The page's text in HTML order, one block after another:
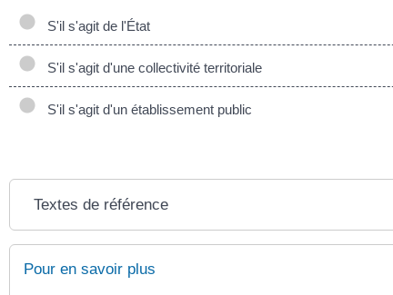
S'il s'agit de l'État
S'il s'agit d'une collectivité territoriale
S'il s'agit d'un établissement public
Textes de référence
Pour en savoir plus